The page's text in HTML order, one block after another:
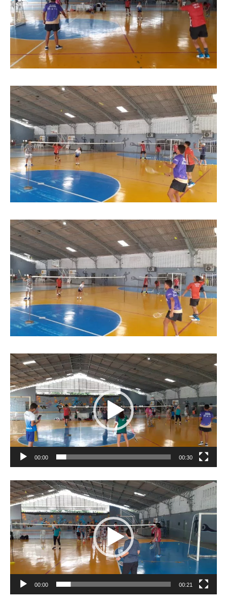
Tocador
de
vídeo
00:00 00:30
Tocador
de
vídeo
00:00 00:21